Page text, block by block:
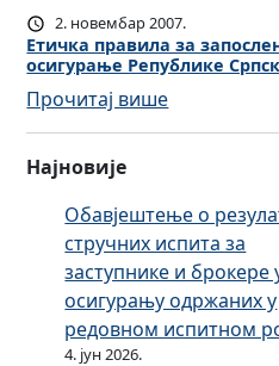
д
л
у
к
а
з
м
ј
е
н
2. новембар 2007.
Етичка правила за
осигурање Републике
Прочитај више:
Е
ч
к
а
п
р
Најновије
Обавјештење о
стручних испита за
заступнике и брокере
осигурању одржаних у
редовном испитном
4. јун 2026.